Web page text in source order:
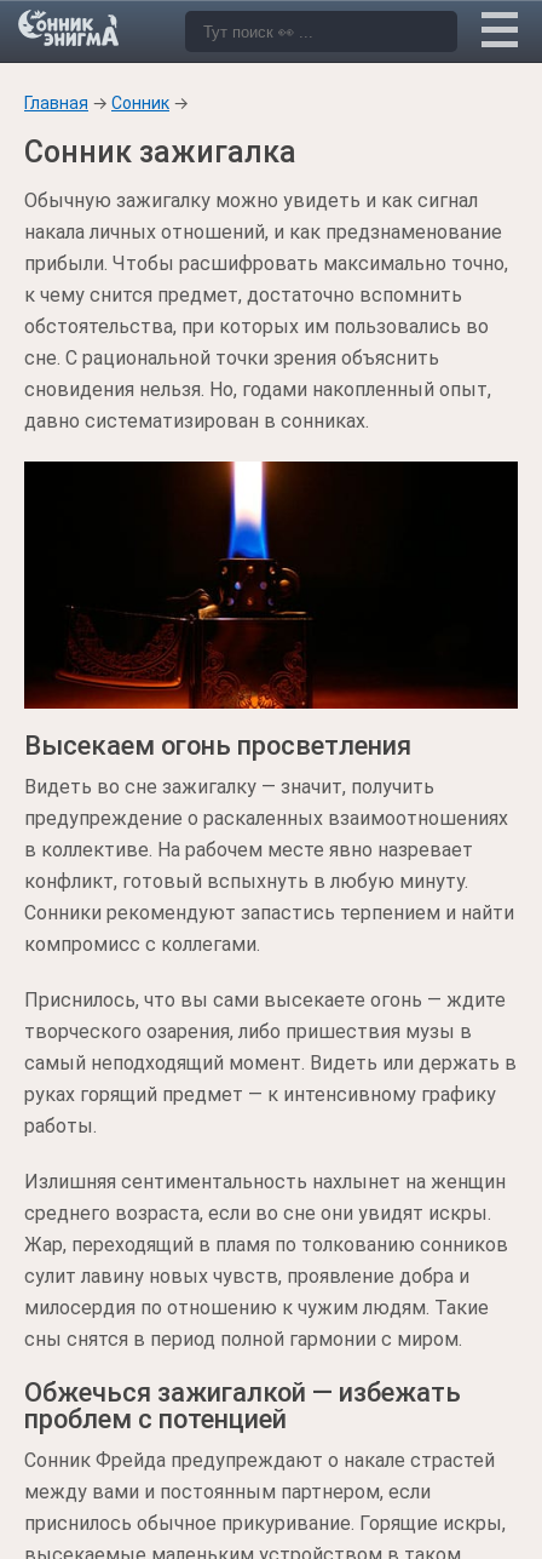
Главная → Сонник →
Сонник зажигалка
Обычную зажигалку можно увидеть и как сигнал
накала личных отношений, и как предзнаменование
прибыли. Чтобы расшифровать максимально точно,
к чему снится предмет, достаточно вспомнить
обстоятельства, при которых им пользовались во
сне. С рациональной точки зрения объяснить
сновидения нельзя. Но, годами накопленный опыт,
давно систематизирован в сонниках.
Высекаем огонь просветления
Видеть во сне зажигалку — значит, получить
предупреждение о раскаленных взаимоотношениях
в коллективе. На рабочем месте явно назревает
конфликт, готовый вспыхнуть в любую минуту.
Сонники рекомендуют запастись терпением и найти
компромисс с коллегами.
Приснилось, что вы сами высекаете огонь — ждите
творческого озарения, либо пришествия музы в
самый неподходящий момент. Видеть или держать в
руках горящий предмет — к интенсивному графику
работы.
Излишняя сентиментальность нахлынет на женщин
среднего возраста, если во сне они увидят искры.
Жар, переходящий в пламя по толкованию сонников
сулит лавину новых чувств, проявление добра и
милосердия по отношению к чужим людям. Такие
сны снятся в период полной гармонии с миром.
Обжечься зажигалкой — избежать
проблем с потенцией
Сонник Фрейда предупреждают о накале страстей
между вами и постоянным партнером, если
приснилось обычное прикуривание. Горящие искры,